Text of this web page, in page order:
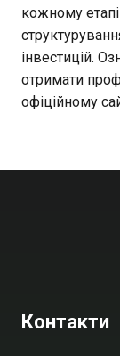
кожному
інвестицій.
отримати
офіційному
Контакти